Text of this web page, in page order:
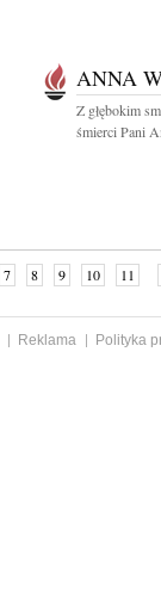
ANNA
Z głębokim
śmierci Pani
7 8 9 10 11
Reklama
Polityka